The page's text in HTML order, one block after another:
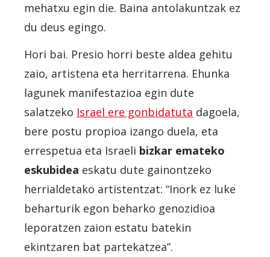
mehatxu egin die. Baina antolakuntzak ez
du deus egingo.
Hori bai. Presio horri beste aldea gehitu
zaio, artistena eta herritarrena. Ehunka
lagunek manifestazioa egin dute
salatzeko Israel ere gonbidatuta dagoela,
bere postu propioa izango duela, eta
errespetua eta Israeli bizkar emateko
eskubidea eskatu dute gainontzeko
herrialdetako artistentzat: “Inork ez luke
beharturik egon beharko genozidioa
leporatzen zaion estatu batekin
ekintzaren bat partekatzea”.